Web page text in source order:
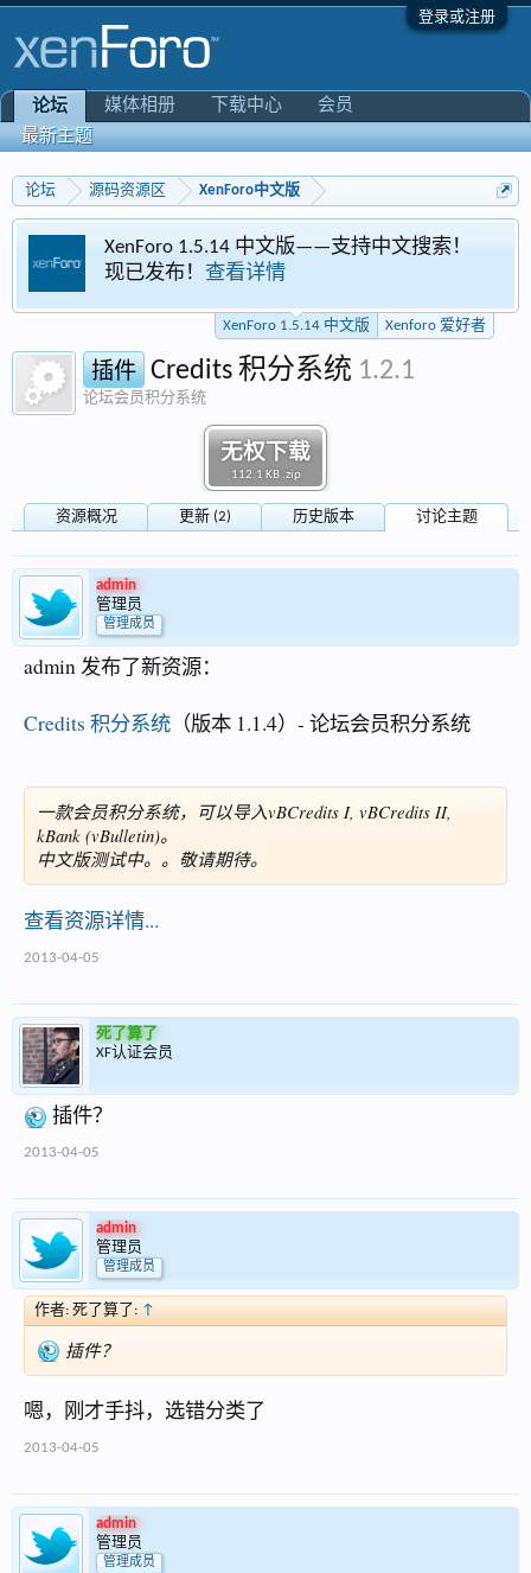
登录或注册
论坛 源码资源区 XenForo中文版
XenForo 1.5.14 中文版——支持中文搜索！
现已发布！ 查看详情
XenForo 1.5.14 中文版 Xenforo 爱好者
无权下载
112.1 KB .zip
插件 Credits 积分系统 1.2.1
论坛会员积分系统
资源概况 更新 (2) 历史版本 讨论主题
admin
管理员
管理成员
admin 发布了新资源：
Credits 积分系统 （版本 1.1.4）- 论坛会员积分系统
一款会员积分系统，可以导入vBCredits I, vBCredits II,
kBank (vBulletin)。
中文版测试中。。敬请期待。
查看资源详情...
2013-04-05
死了算了
XF认证会员
插件？
2013-04-05
admin
管理员
管理成员
作者: 死了算了:↑
插件？
嗯，刚才手抖，选错分类了
2013-04-05
admin
管理员
管理成员
论坛
最新主题
媒体相册 下载中心 会员